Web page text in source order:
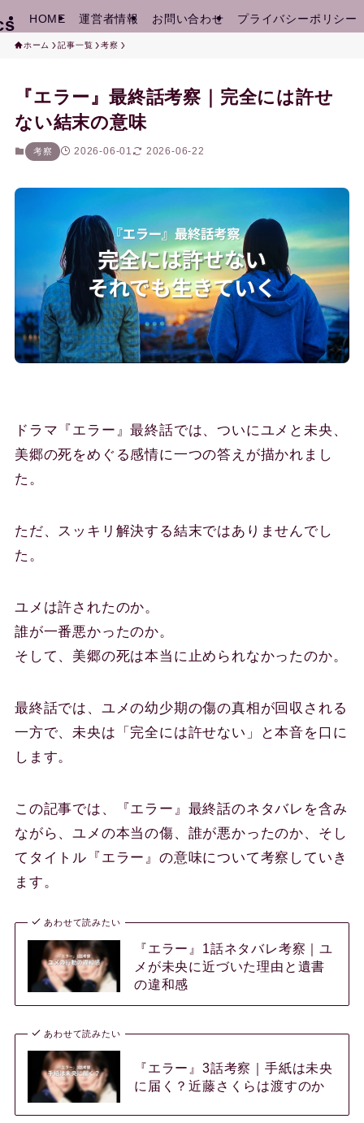
HOME 運営者情報 お問い合わせ プライバシーポリシー
ホーム 記事一覧 考察
『エラー』最終話考察｜完全には許せ
ない結末の意味
考察 2026-06-01 2026-06-22
ドラマ『エラー』最終話では、ついにユメと未央、
美郷の死をめぐる感情に一つの答えが描かれまし
た。
ただ、スッキリ解決する結末ではありませんでし
た。
ユメは許されたのか。
誰が一番悪かったのか。
そして、美郷の死は本当に止められなかったのか。
最終話では、ユメの幼少期の傷の真相が回収される
一方で、未央は「完全には許せない」と本音を口に
します。
この記事では、『エラー』最終話のネタバレを含み
ながら、ユメの本当の傷、誰が悪かったのか、そし
てタイトル『エラー』の意味について考察していき
ます。
あわせて読みたい
『エラー』1話ネタバレ考察｜ユ
メが未央に近づいた理由と遺書
の違和感
あわせて読みたい
『エラー』3話考察｜手紙は未央
に届く？近藤さくらは渡すのか